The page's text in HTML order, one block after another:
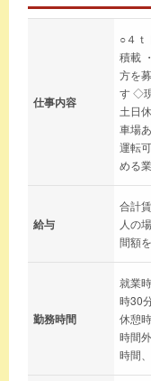
仕事内容
○４ｔ
積載
方を
す ◇
土日
車場
運転
める
給与
合計
人の
間額
勤務時間
就業
時30
休憩
時間
時間